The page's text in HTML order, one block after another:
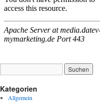
Kategorien
Allgemein